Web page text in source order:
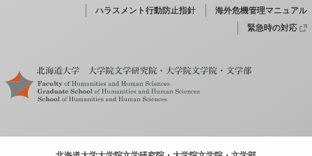
ハラスメント行動防止指針
海外危機管理マニュアル
緊急時の対応